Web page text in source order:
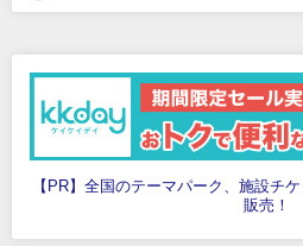
【PR】全国のテーマパーク、施設チ
販売！